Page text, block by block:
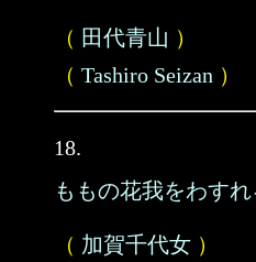
（ 田代青山 ）
（ Tashiro Seizan ）
18.
ももの花我をわす
（ 加賀千代女 ）